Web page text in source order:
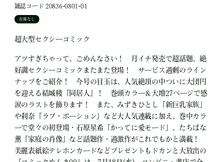
雑誌コード 20836-0801-01
在庫なし
超大型セクシーコミック
アツすぎちゃって、ごめんなさい！ 月イチ発売で超話題、絶
好調セクシーコミックまたまた登場！ サービス過剰のライン
ナップをご紹介！ 今号の目玉は、人気絶頂の中ついに大団円
を迎える結城稜『同居人』！ 巻頭カラー＆大増27ページで感
涙のラストを飾ります！ また、みずきひとし『新巨乳家族』
や刹奈『ラブ・ポーション』など大人気連載に加え、巻中カラ
ーで堂々の初登場・石原星希『かってに愛モード』、たちばな
薫『家庭の肖像』など話題作・過激作がこれでもかと満載！
美麗表紙絵テレホンカードなどプレゼントもドカンと大放出の